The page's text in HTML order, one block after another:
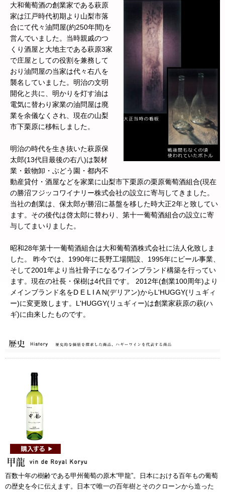
大和葡萄酒の創業家である萩原
家は江戸時代初期より山梨市落
合にて代々油問屋(約250年間)を
営んでいました。当時親戚のつ
くり酒屋と大地主である萩原3家
で庄屋としての役割を兼務して
おり油問屋の当家は代々右八を
襲名していました。明治の文明
開化と共に、明かりを灯す油は
電気に替わり家業の油問屋は廃
業を余儀なくされ、現在の山梨
市下栗原に移転しました。
明治の時代を生き抜いた萩原保
太郎(13代目最後の右八)は製材
業・穀物卸・ぶどう園・都内不
動産貸付・酒屋などを家業に山梨市下栗原の栗原葡萄酒組合(現在
の勝沼フジッコワイナリー株式会社の設立に寄与してきました。
当社の創業は、保太郎が勝沼に基盤を移した時大正2年と致してい
ます。その後代は啓太郎に替わり、第十一葡萄酒組合の設立に寄
与してまいりました。
昭和28年第十一葡萄酒組合は大和葡萄酒株式会社に法人化致しま
した。 昨今では、1990年に長野工場開設、1995年にビール事業、
そして2001年より当社骨子になるワインブランド構築を行ってい
ます。現在の社長・保樹は4代目です。 2012年(創業100周年)より
メインブランド名をD E L I A N(デリアン)からL'HUGGY(リュギィ
ー)に変更致します。L'HUGGY(リュギィー)は創業家萩原の萩(ハ
ギ)に由来したものです。
百数十年の樹齢である甲州葡萄の原木“甲龍”。日本における百年もの葡萄
の歴史を今に伝えます。日本で唯一の百年樹とそのクローンから造った